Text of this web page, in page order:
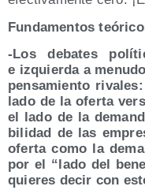
Fun­da­men­tos
-Los deba­tes
e izquier­da a
pen­sa­mien­to
lado de la ofer­ta
el lado de la
bi­li­dad de las
ofer­ta como la
por el “lado del
quie­res decir con